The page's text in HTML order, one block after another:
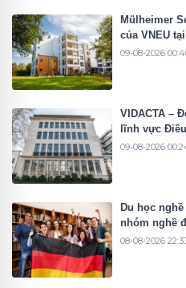
Mülheimer
của VNEU
09-08-2026
VIDACTA –
lĩnh vực
09-08-2026
Du học
nhóm nghề
08-08-2026